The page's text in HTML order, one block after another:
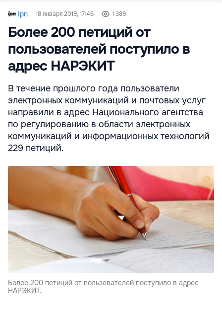
Ipn 18 января 2019, 17:46 1 389
Более 200 петиций от
пользователей поступило в
адрес НАРЭКИТ
В течение прошлого года пользователи
электронных коммуникаций и почтовых услуг
направили в адрес Национального агентства
по регулированию в области электронных
коммуникаций и информационных технологий
229 петиций.
Более 200 петиций от пользователей поступило в адрес
НАРЭКИТ.